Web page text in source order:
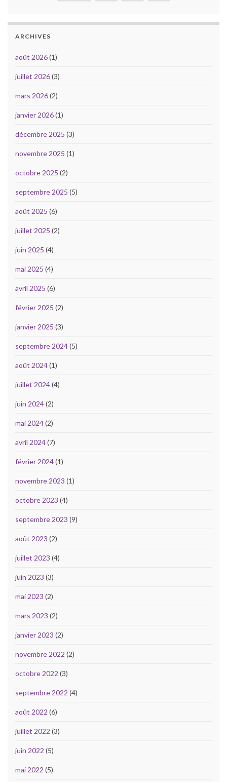
ARCHIVES
août 2026(1)
juillet 2026(3)
mars 2026(2)
janvier 2026(1)
décembre 2025 (3)
novembre 2025 (1)
octobre 2025 (2)
septembre 2025 (5)
août 2025 (6)
juillet 2025 (2)
juin 2025 (4)
mai 2025 (4)
avril 2025 (6)
février 2025 (2)
janvier 2025 (3)
septembre 2024(5)
août 2024(1)
juillet 2024(4)
juin 2024(2)
mai 2024(2)
avril 2024(7)
février 2024(1)
novembre 2023 (1)
octobre 2023 (4)
septembre 2023 (9)
août 2023 (2)
juillet 2023 (4)
juin 2023 (3)
mai 2023 (2)
mars 2023 (2)
janvier 2023 (2)
novembre 2022 (2)
octobre 2022 (3)
septembre 2022 (4)
août 2022 (6)
juillet 2022 (3)
juin 2022 (5)
mai 2022 (5)